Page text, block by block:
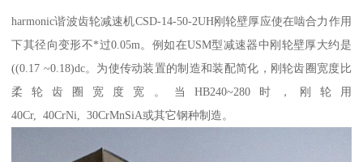
harmonic谐波齿轮减速机CSD-14-50-2UH刚轮壁厚应使在啮合力作用
下其径向变形不*过0.05m。例如在USM型减速器中刚轮壁厚大约是
((0.17 ~0.18)dc。为使传动装置的制造和装配简化，刚轮齿圈宽度比
柔轮齿圈宽度宽。当HB240~280时，刚轮用
40Cr, 40CrNi, 30CrMnSiA或其它钢种制造。